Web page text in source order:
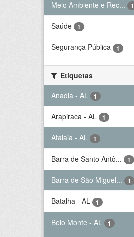
Meio Ambiente e Rec... 1
Saúde 1
Segurança Pública 1
Etiquetas
Anadia - AL
1
Arapiraca - AL 1
Atalaia - AL 1
Barra de Santo Antô... 1
Barra de São Miguel... 1
Batalha - AL 1
Belo Monte - AL 1